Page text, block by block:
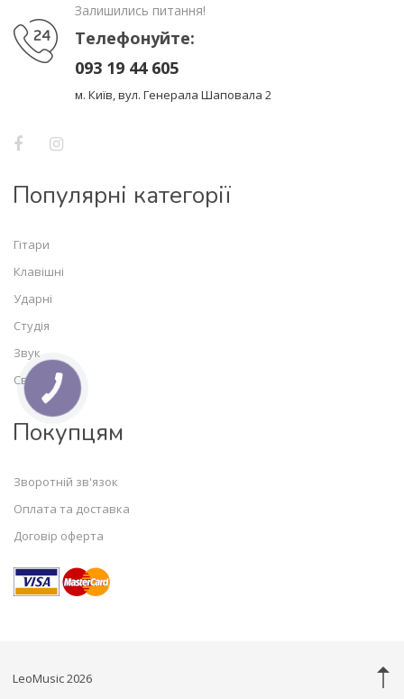
Залишились питання!
Телефонуйте:
093 19 44 605
м. Київ, вул. Генерала Шаповала 2
Популярні категорії
Гітари
Клавішні
Ударні
Студія
Звук
Світло
Покупцям
Зворотній зв'язок
Оплата та доставка
Договір оферта
LeoMusic 2026